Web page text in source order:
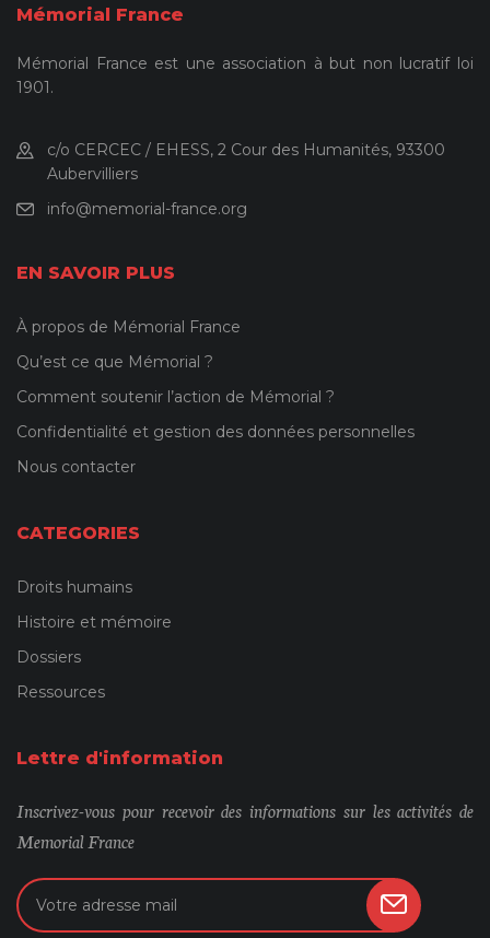
Mémorial France
Mémorial France est une association à but non lucratif loi
1901.
c/o CERCEC / EHESS, 2 Cour des Humanités, 93300
Aubervilliers
info@memorial-france.org
EN SAVOIR PLUS
À propos de Mémorial France
Qu’est ce que Mémorial ?
Comment soutenir l’action de Mémorial ?
Confidentialité et gestion des données personnelles
Nous contacter
CATEGORIES
Droits humains
Histoire et mémoire
Dossiers
Ressources
Lettre d'information
Inscrivez-vous pour recevoir des informations sur les activités de
Memorial France